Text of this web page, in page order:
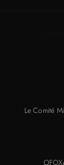
Le Comité